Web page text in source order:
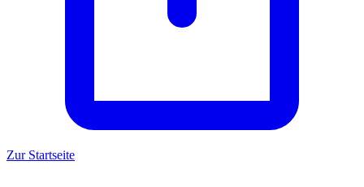
Zur Startseite